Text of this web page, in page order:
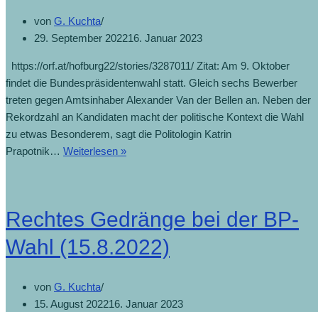
von G. Kuchta
29. September 202216. Januar 2023
https://orf.at/hofburg22/stories/3287011/ Zitat: Am 9. Oktober
findet die Bundespräsidentenwahl statt. Gleich sechs Bewerber
treten gegen Amtsinhaber Alexander Van der Bellen an. Neben der
Rekordzahl an Kandidaten macht der politische Kontext die Wahl
zu etwas Besonderem, sagt die Politologin Katrin
Prapotnik… Weiterlesen »
Rechtes Gedränge bei der BP-
Wahl (15.8.2022)
von G. Kuchta
15. August 202216. Januar 2023